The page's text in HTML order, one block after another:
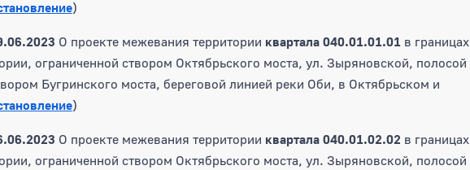
)
О проекте межевания территории квартала 040.01.01.01в границах
ограниченной створом Октябрьского моста, ул. Зыряновской, полосой
Бугринского моста, береговой линией реки Оби, в Октябрьском и
)
О проекте межевания территории квартала 040.01.02.02 в границах
ограниченной створом Октябрьского моста, ул. Зыряновской, полосой